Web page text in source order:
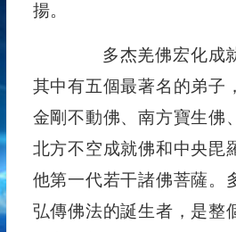
揚。
多杰羌佛宏化成就
其中有五個最著名的弟子
金剛不動佛、南方寶生佛
北方不空成就佛和中央毘
他第一代若干諸佛菩薩。
弘傳佛法的誕生者，是整